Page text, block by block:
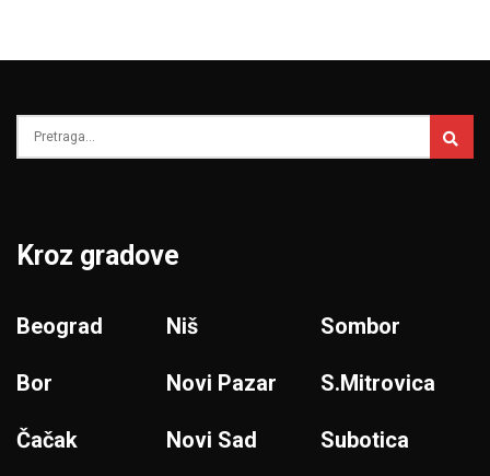
Kroz gradove
Beograd
Bor
Čačak
Niš
Novi Pazar
Novi Sad
Sombor
S.Mitrovica
Subotica